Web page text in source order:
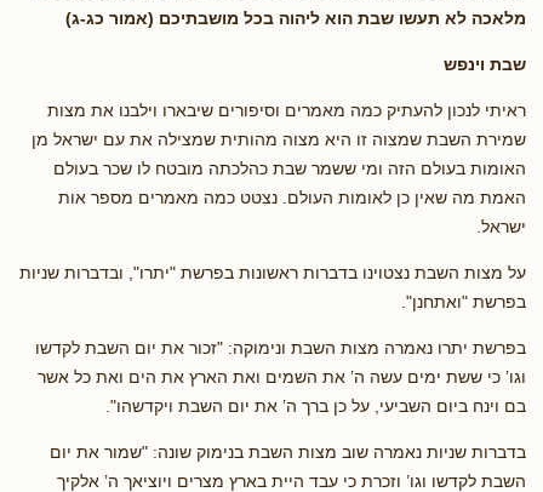
מלאכה לא תעשו שבת הוא ליהוה בכל מושבתיכם (אמור כג-ג)
שבת וינפש
ראיתי לנכון להעתיק כמה מאמרים וסיפורים שיבארו וילבנו את מצות
שמירת השבת שמצוה זו היא מצוה מהותית שמצילה את עם ישראל מן
האומות בעולם הזה ומי ששמר שבת כהלכתה מובטח לו שכר בעולם
האמת מה שאין כן לאומות העולם. נצטט כמה מאמרים מספר אות
ישראל.
על מצות השבת נצטוינו בדברות ראשונות בפרשת "יתרו", ובדברות שניות
בפרשת "ואתחנן".
בפרשת יתרו נאמרה מצות השבת ונימוקה: "זכור את יום השבת לקדשו
וגו’ כי ששת ימים עשה ה’ את השמים ואת הארץ את הים ואת כל אשר
בם וינח ביום השביעי, על כן ברך ה’ את יום השבת ויקדשהו".
בדברות שניות נאמרה שוב מצות השבת בנימוק שונה: "שמור את יום
השבת לקדשו וגו’ וזכרת כי עבד היית בארץ מצרים ויוציאך ה’ אלקיך